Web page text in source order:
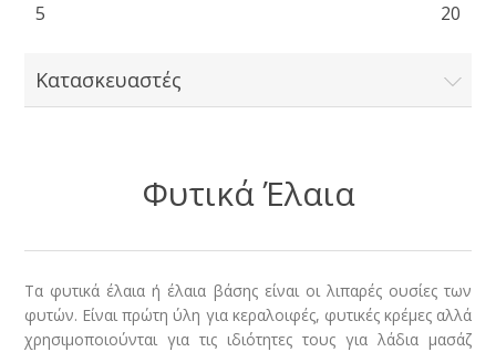
5 20
Κατασκευαστές
Φυτικά Έλαια
Τα φυτικά έλαια ή έλαια βάσης είναι οι λιπαρές ουσίες των
φυτών. Είναι πρώτη ύλη για κεραλοιφές, φυτικές κρέμες αλλά
χρησιμοποιούνται για τις ιδιότητες τους για λάδια μασάζ